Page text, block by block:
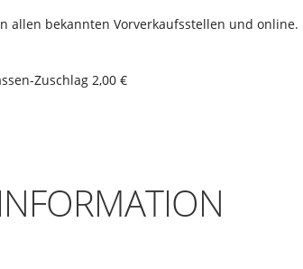
bekannten Vorverkaufsstellen und online.
Zuschlag 2,00 €